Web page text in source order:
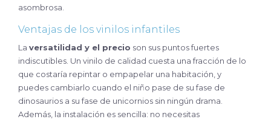
asombrosa.
Ventajas de los vinilos infantiles
La versatilidad y el precio son sus puntos fuertes
indiscutibles. Un vinilo de calidad cuesta una fracción de lo
que costaría repintar o empapelar una habitación, y
puedes cambiarlo cuando el niño pase de su fase de
dinosaurios a su fase de unicornios sin ningún drama.
Además, la instalación es sencilla: no necesitas